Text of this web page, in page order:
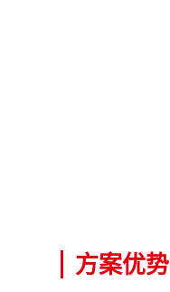
方案优势